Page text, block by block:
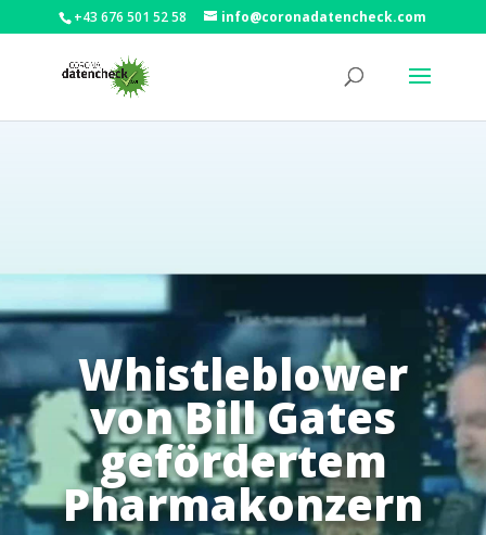
+43 676 501 52 58 info@coronadatencheck.com
Whistleblower
von Bill Gates
gefördertem
Pharmakonzern